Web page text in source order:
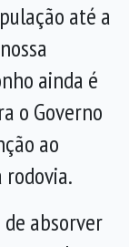
até a
ainda é
o Governo
ao
rodovia.
absorver